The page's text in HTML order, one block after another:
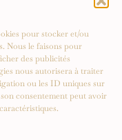
pour stocker et/ou
Nous le faisons pour
des publicités
nous autorisera à traiter
ou les ID uniques sur
consentement peut avoir